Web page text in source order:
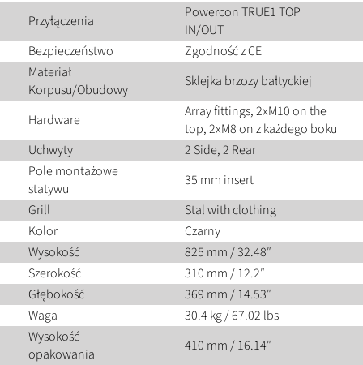
Przyłączenia
Powercon TRUE1 TOP
IN/OUT
Bezpieczeństwo
Zgodność z CE
Materiał
Korpusu/Obudowy
Sklejka brzozy bałtyckiej
Hardware
Array fittings, 2xM10 on the
top, 2xM8 on z każdego boku
Uchwyty
2 Side, 2 Rear
Pole montażowe
statywu
35 mm insert
Grill
Stal with clothing
Kolor
Czarny
Wysokość
825 mm / 32.48″
Szerokość
310 mm / 12.2″
Głębokość
369 mm / 14.53″
Waga
30.4 kg / 67.02 lbs
Wysokość
opakowania
410 mm / 16.14″